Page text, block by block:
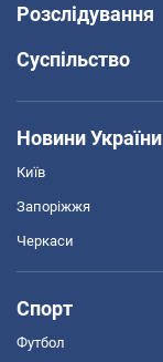
Розслідування
Суспільство
Новини України
Київ
Запоріжжя
Черкаси
Спорт
Футбол